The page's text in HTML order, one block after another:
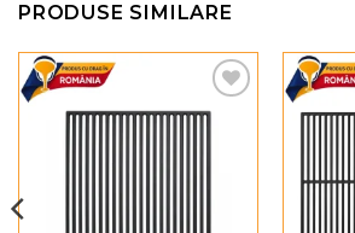
PRODUSE SIMILARE
Pune în Wishlist